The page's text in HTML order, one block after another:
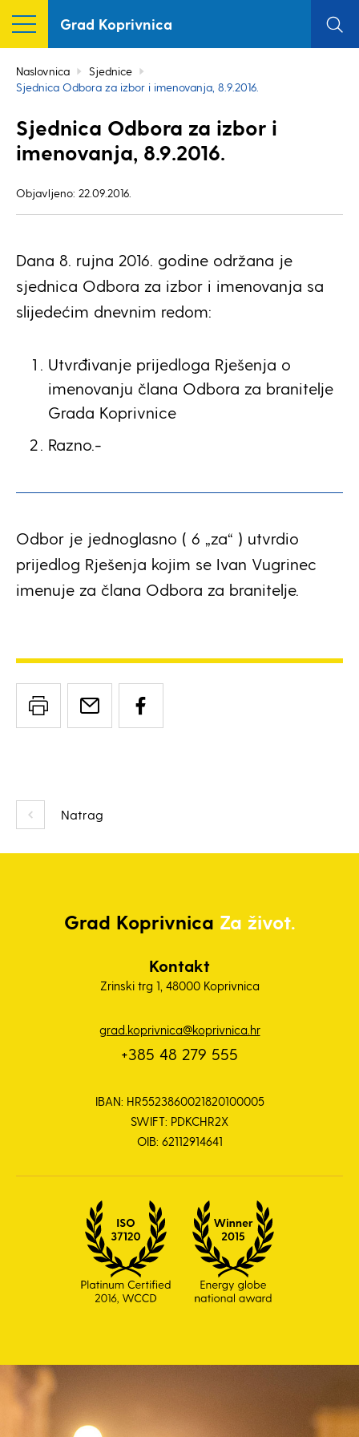
Grad Koprivnica
Natrag
Naslovnica
Sjednice
Sjednica Odbora za izbor i imenovanja, 8.9.2016.
Sjednica Odbora za izbor i
imenovanja, 8.9.2016.
Objavljeno: 22.09.2016.
Dana 8. rujna 2016. godine održana je
sjednica Odbora za izbor i imenovanja sa
slijedećim dnevnim redom:
Utvrđivanje prijedloga Rješenja o
imenovanju člana Odbora za branitelje
Grada Koprivnice
Razno.-
Odbor je jednoglasno ( 6 „za“ ) utvrdio
prijedlog Rješenja kojim se Ivan Vugrinec
imenuje za člana Odbora za branitelje.
Grad Koprivnica Za život.
Kontakt
Zrinski trg 1, 48000 Koprivnica
grad.koprivnica@koprivnica.hr
+385 48 279 555
IBAN: HR5523860021820100005
SWIFT: PDKCHR2X
OIB: 62112914641